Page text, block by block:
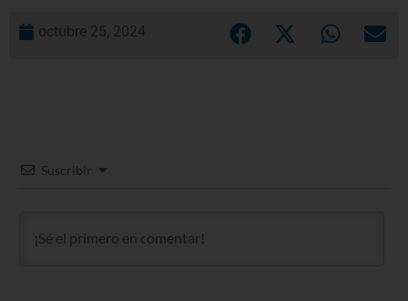
octubre 25, 2024
Suscribir